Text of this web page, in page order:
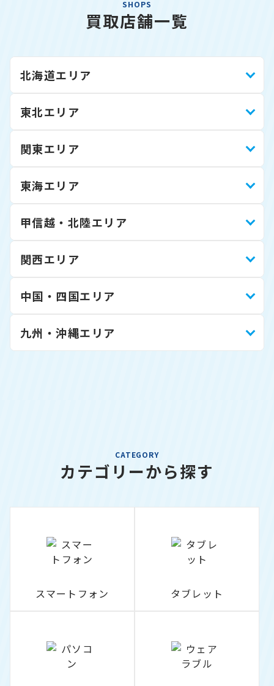
SHOPS
買取店舗一覧
北海道エリア
東北エリア
関東エリア
東海エリア
甲信越・北陸エリア
関西エリア
中国・四国エリア
九州・沖縄エリア
CATEGORY
カテゴリーから探す
スマートフォン タブレット